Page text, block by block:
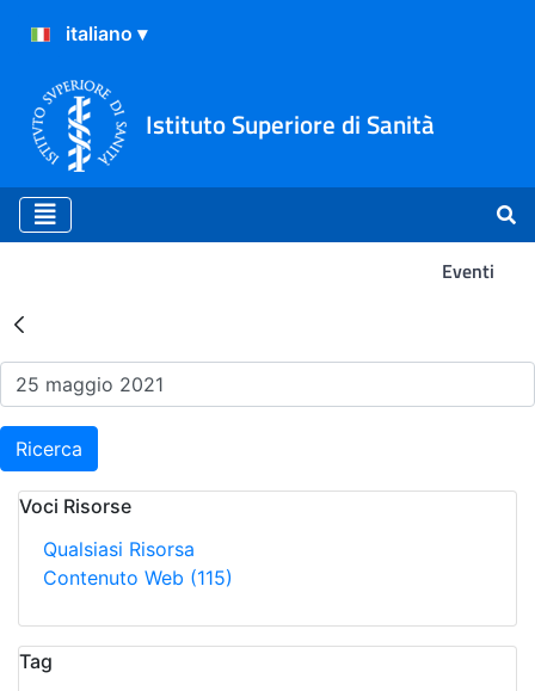
Istituto Superiore di Sanità
Eventi
Risultati della Ricerca -
Ricerca
Voci Risorse
Qualsiasi Risorsa
Contenuto Web (115)
Tag